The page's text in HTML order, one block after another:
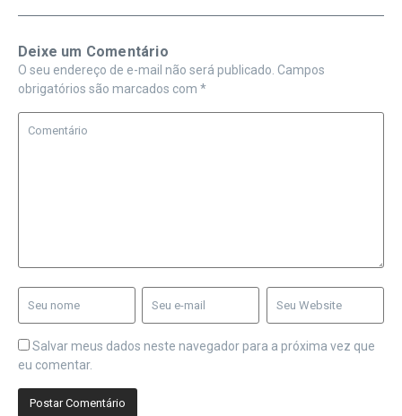
Deixe um Comentário
O seu endereço de e-mail não será publicado. Campos
obrigatórios são marcados com *
Salvar meus dados neste navegador para a próxima vez que
eu comentar.